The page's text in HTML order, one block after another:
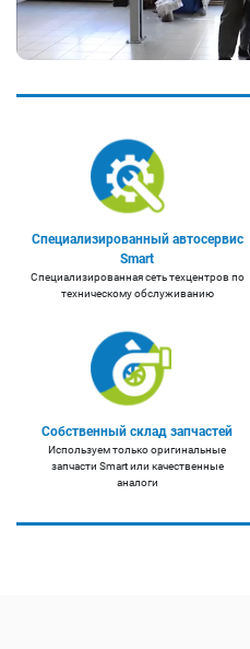
Специализированный автосервис
Smart
Специализированная сеть техцентров по
техническому обслуживанию
Собственный склад запчастей
Используем только оригинальные
запчасти Smart или качественные
аналоги